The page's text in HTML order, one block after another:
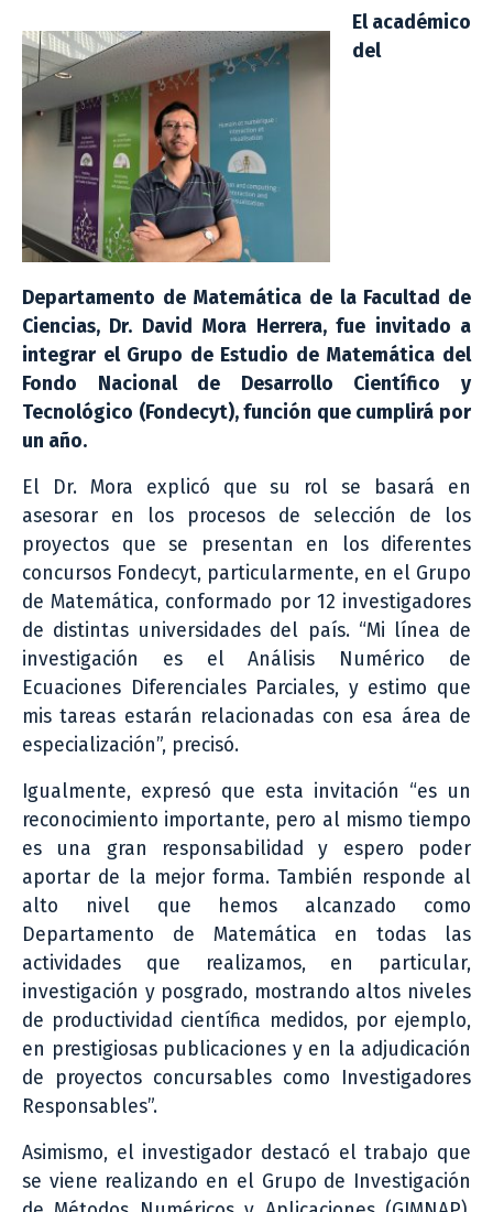
El académico
del
Departamento de Matemática de la Facultad de
Ciencias, Dr. David Mora Herrera, fue invitado a
integrar el Grupo de Estudio de Matemática del
Fondo Nacional de Desarrollo Científico y
Tecnológico (Fondecyt), función que cumplirá por
un año.
El Dr. Mora explicó que su rol se basará en
asesorar en los procesos de selección de los
proyectos que se presentan en los diferentes
concursos Fondecyt, particularmente, en el Grupo
de Matemática, conformado por 12 investigadores
de distintas universidades del país. “Mi línea de
investigación es el Análisis Numérico de
Ecuaciones Diferenciales Parciales, y estimo que
mis tareas estarán relacionadas con esa área de
especialización”, precisó.
Igualmente, expresó que esta invitación “es un
reconocimiento importante, pero al mismo tiempo
es una gran responsabilidad y espero poder
aportar de la mejor forma. También responde al
alto nivel que hemos alcanzado como
Departamento de Matemática en todas las
actividades que realizamos, en particular,
investigación y posgrado, mostrando altos niveles
de productividad científica medidos, por ejemplo,
en prestigiosas publicaciones y en la adjudicación
de proyectos concursables como Investigadores
Responsables”.
Asimismo, el investigador destacó el trabajo que
se viene realizando en el Grupo de Investigación